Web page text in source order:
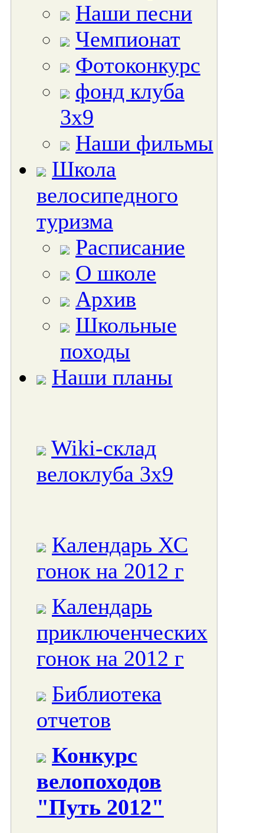
Наши песни
Чемпионат
Фотоконкурс
фонд клуба
3х9
Наши фильмы
Школа
велосипедного
туризма
Расписание
О школе
Архив
Школьные
походы
Наши планы
Wiki-склад
велоклуба 3x9
Календарь ХС
гонок на 2012 г
Календарь
приключенческих
гонок на 2012 г
Библиотека
отчетов
Конкурс
велопоходов
"Путь 2012"